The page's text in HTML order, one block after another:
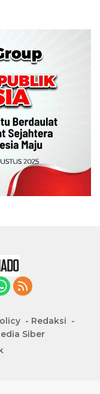
Redaksi
Siber